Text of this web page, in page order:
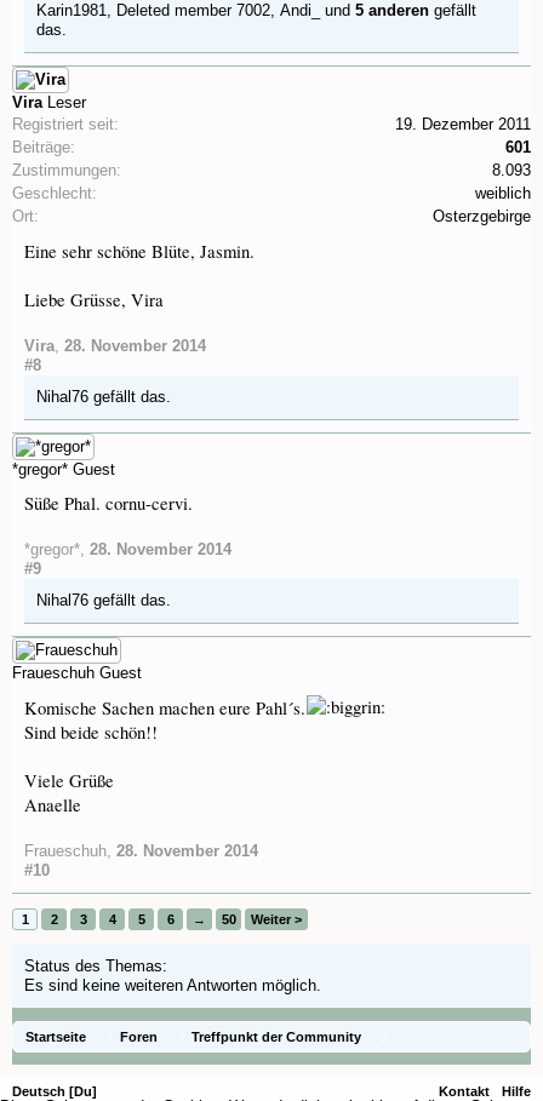
Karin1981, Deleted member 7002, Andi_ und 5 anderen gefällt
das.
Vira Leser
Registriert seit:
19. Dezember 2011
Beiträge:
601
Zustimmungen:
8.093
Geschlecht:
weiblich
Ort:
Osterzgebirge
Eine sehr schöne Blüte, Jasmin.
Liebe Grüsse, Vira
Vira, 28. November 2014
#8
Nihal76 gefällt das.
*gregor* Guest
Süße Phal. cornu-cervi.
*gregor*, 28. November 2014
#9
Nihal76 gefällt das.
Fraueschuh Guest
Komische Sachen machen eure Pahl´s.
Sind beide schön!!
Viele Grüße
Anaelle
Fraueschuh, 28. November 2014
#10
1 2 3 4 5 6 → 50 Weiter >
Status des Themas:
Es sind keine weiteren Antworten möglich.
Startseite Foren
Treffpunkt der Community
Orchideenfotos (Phalaenopsis)
Deutsch [Du]
Kontakt Hilfe